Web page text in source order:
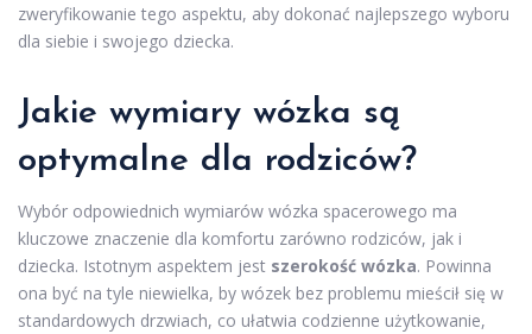
zweryfikowanie tego aspektu, aby dokonać najlepszego wyboru
dla siebie i swojego dziecka.
Jakie wymiary wózka są
optymalne dla rodziców?
Wybór odpowiednich wymiarów wózka spacerowego ma
kluczowe znaczenie dla komfortu zarówno rodziców, jak i
dziecka. Istotnym aspektem jest szerokość wózka. Powinna
ona być na tyle niewielka, by wózek bez problemu mieścił się w
standardowych drzwiach, co ułatwia codzienne użytkowanie,